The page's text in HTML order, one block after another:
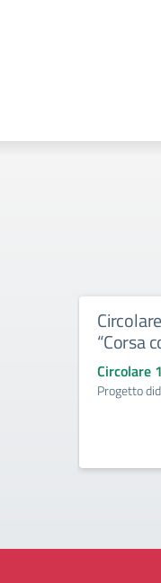
“Corsa
Circolare
Progetto